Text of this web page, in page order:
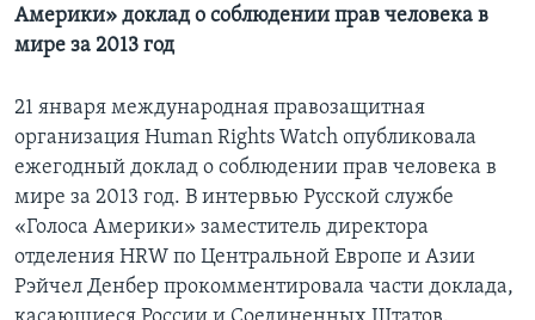
Америки» доклад о соблюдении прав человека в
мире за 2013 год
21 января международная правозащитная
организация Human Rights Watch опубликовала
ежегодный доклад о соблюдении прав человека в
мире за 2013 год. В интервью Русской службе
«Голоса Америки» заместитель директора
отделения HRW по Центральной Европе и Азии
Рэйчел Денбер прокомментировала части доклада,